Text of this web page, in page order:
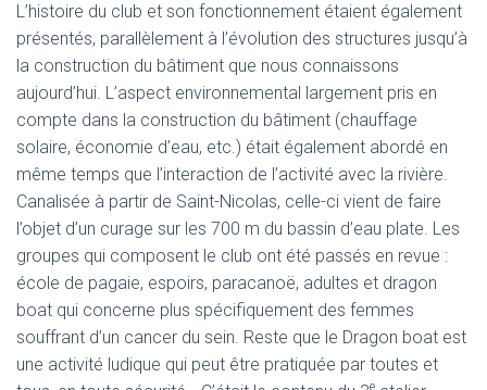
L’histoire du club et son fonctionnement étaient également
présentés, parallèlement à l’évolution des structures jusqu’à
la construction du bâtiment que nous connaissons
aujourd’hui. L’aspect environnemental largement pris en
compte dans la construction du bâtiment (chauffage
solaire, économie d’eau, etc.) était également abordé en
même temps que l’interaction de l’activité avec la rivière.
Canalisée à partir de Saint-Nicolas, celle-ci vient de faire
l’objet d’un curage sur les 700 m du bassin d’eau plate. Les
groupes qui composent le club ont été passés en revue :
école de pagaie, espoirs, paracanoë, adultes et dragon
boat qui concerne plus spécifiquement des femmes
souffrant d’un cancer du sein. Reste que le Dragon boat est
une activité ludique qui peut être pratiquée par toutes et
e